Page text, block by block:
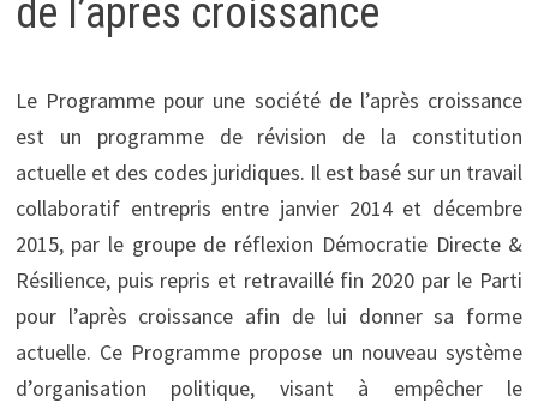
de l’après croissance
Le Programme pour une société de l’après croissance
est un programme de révision de la constitution
actuelle et des codes juridiques. Il est basé sur un travail
collaboratif entrepris entre janvier 2014 et décembre
2015, par le groupe de réflexion Démocratie Directe &
Résilience, puis repris et retravaillé fin 2020 par le Parti
pour l’après croissance afin de lui donner sa forme
actuelle. Ce Programme propose un nouveau système
d’organisation politique, visant à empêcher le